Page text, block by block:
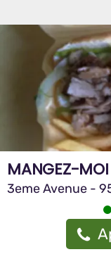
MANGEZ-MOI
3eme Avenue -